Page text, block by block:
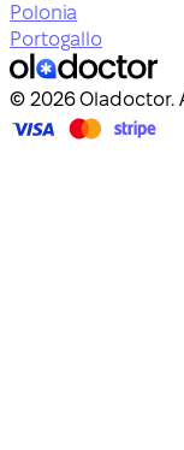
Polonia
Portogallo
© 2026 Oladoctor.